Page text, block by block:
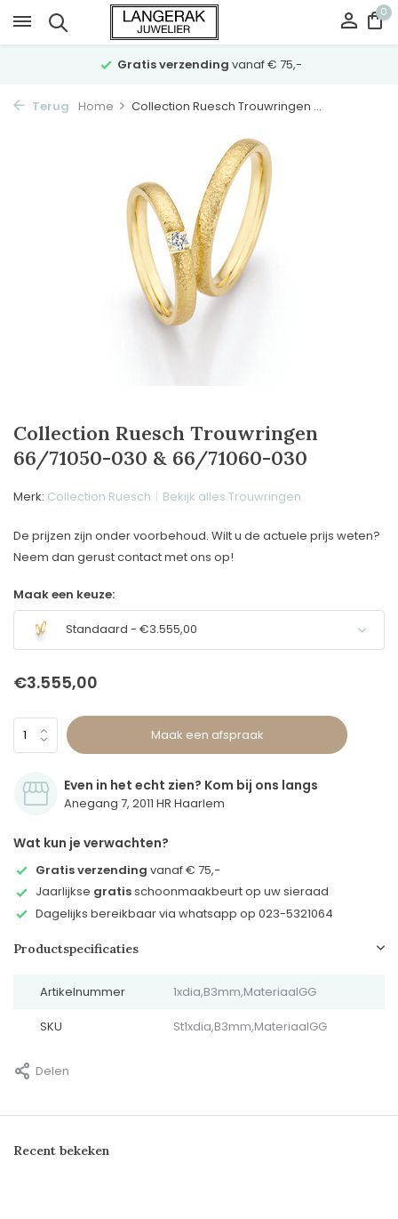
0
Gratis verzending vanaf € 75,-
Terug Home Collection Ruesch Trouwringen ...
Collection Ruesch Trouwringen
66/71050-030 & 66/71060-030
Merk: Collection Ruesch Bekijk alles Trouwringen
De prijzen zijn onder voorbehoud. Wilt u de actuele prijs weten?
Neem dan gerust contact met ons op!
Maak een keuze:
Standaard - €3.555,00
€3.555,00
Maak een afspraak
Even in het echt zien? Kom bij ons langs
Anegang 7, 2011 HR Haarlem
Wat kun je verwachten?
Gratis verzending vanaf € 75,-
Jaarlijkse gratisschoonmaakbeurt op uw sieraad
Dagelijks bereikbaar via whatsapp op 023-5321064
Productspecificaties
Artikelnummer 1xdia,B3mm,MateriaalGG
SKU St1xdia,B3mm,MateriaalGG
Delen
Recent bekeken